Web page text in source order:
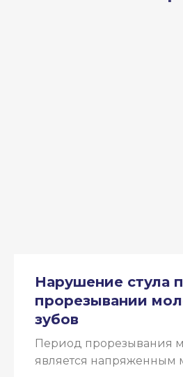
Нарушение стула
прорезывании
зубов
Период прорезывания
является напряженным